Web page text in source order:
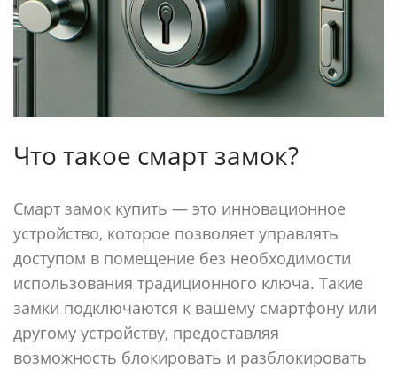
Что такое смарт замок?
Смарт замок купить — это инновационное
устройство, которое позволяет управлять
доступом в помещение без необходимости
использования традиционного ключа. Такие
замки подключаются к вашему смартфону или
другому устройству, предоставляя
возможность блокировать и разблокировать